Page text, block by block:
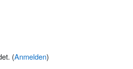
(Anmelden)